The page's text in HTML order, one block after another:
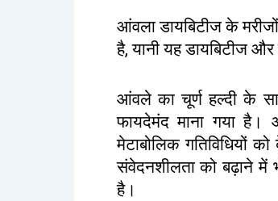
आंवला डायबिटीज के
है, यानी यह डायबिटीज
आंवले का चूर्ण हल्दी के
फायदेमंद माना गया है।
मेटाबोलिक गतिविधियों
संवेदनशीलता को बढ़ाने में
है।